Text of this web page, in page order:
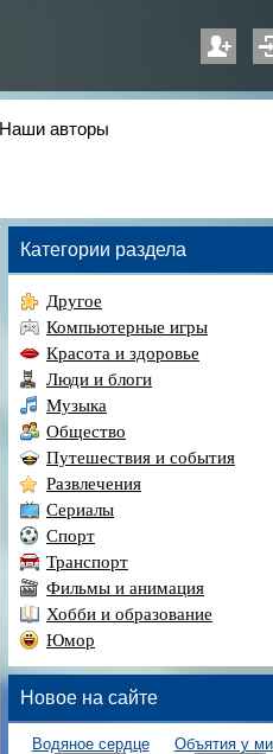
Наши авторы
Категории раздела
Другое
Компьютерные игры
Красота и здоровье
Люди и блоги
Музыка
Общество
Путешествия и события
Развлечения
Сериалы
Спорт
Транспорт
Фильмы и анимация
Хобби и образование
Юмор
Новое на сайте
Водяное сердце Объятия у